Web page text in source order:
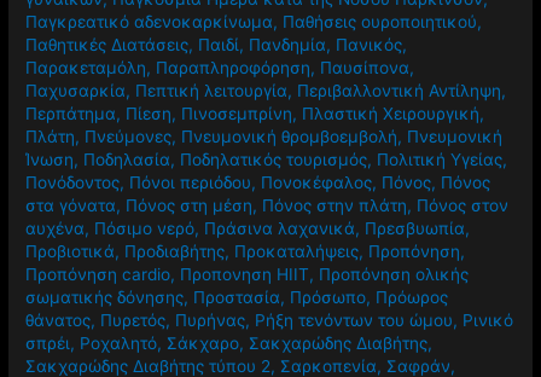
Παγκρεατικό αδενοκαρκίνωμα, Παθήσεις ουροποιητικού,
Παθητικές Διατάσεις, Παιδί, Πανδημία, Πανικός,
Παρακεταμόλη, Παραπληροφόρηση, Παυσίπονα,
Παχυσαρκία, Πεπτική λειτουργία, Περιβαλλοντική Αντίληψη,
Περπάτημα, Πίεση, Πινοσεμπρίνη, Πλαστική Χειρουργική,
Πλάτη, Πνεύμονες, Πνευμονική θρομβοεμβολή, Πνευμονική
Ίνωση, Ποδηλασία, Ποδηλατικός τουρισμός, Πολιτική Υγείας,
Πονόδοντος, Πόνοι περιόδου, Πονοκέφαλος, Πόνος, Πόνος
στα γόνατα, Πόνος στη μέση, Πόνος στην πλάτη, Πόνος στον
αυχένα, Πόσιμο νερό, Πράσινα λαχανικά, Πρεσβυωπία,
Προβιοτικά, Προδιαβήτης, Προκαταλήψεις, Προπόνηση,
Προπόνηση cardio, Προπονηση HIIT, Προπόνηση ολικής
σωματικής δόνησης, Προστασία, Πρόσωπο, Πρόωρος
θάνατος, Πυρετός, Πυρήνας, Ρήξη τενόντων του ώμου, Ρινικό
σπρέι, Ροχαλητό, Σάκχαρο, Σακχαρώδης Διαβήτης,
Σακχαρώδης Διαβήτης τύπου 2, Σαρκοπενία, Σαφράν,